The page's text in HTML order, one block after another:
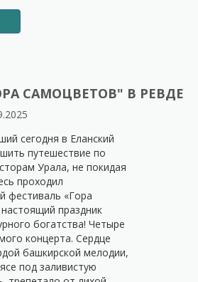
САМОЦВЕТОВ" В РЕВДЕ
сегодня в Еланский
путешествие по
Урала, не покидая
проходил
фестиваль «Гора
праздник
богатства! Четыре
концерта. Сердце
башкирской мелодии,
под заливистую